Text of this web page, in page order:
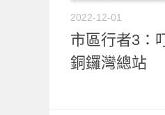
2022-12-01
市區行者3：
銅鑼灣總站